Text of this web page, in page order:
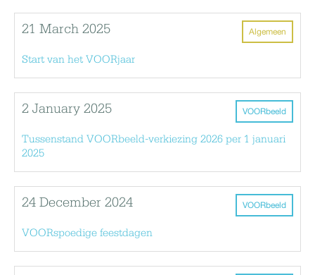
Algemeen
21 March 2025
Start van het VOORjaar
VOORbeeld
2 January 2025
Tussenstand VOORbeeld-verkiezing 2026 per 1 januari
2025
VOORbeeld
24 December 2024
VOORspoedige feestdagen